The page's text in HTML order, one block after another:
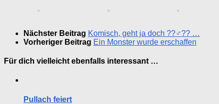
Nächster Beitrag Komisch, geht ja doch ??‍♂️?? …
Vorheriger Beitrag Ein Monster wurde erschaffen
Für dich vielleicht ebenfalls interessant …
Pullach feiert